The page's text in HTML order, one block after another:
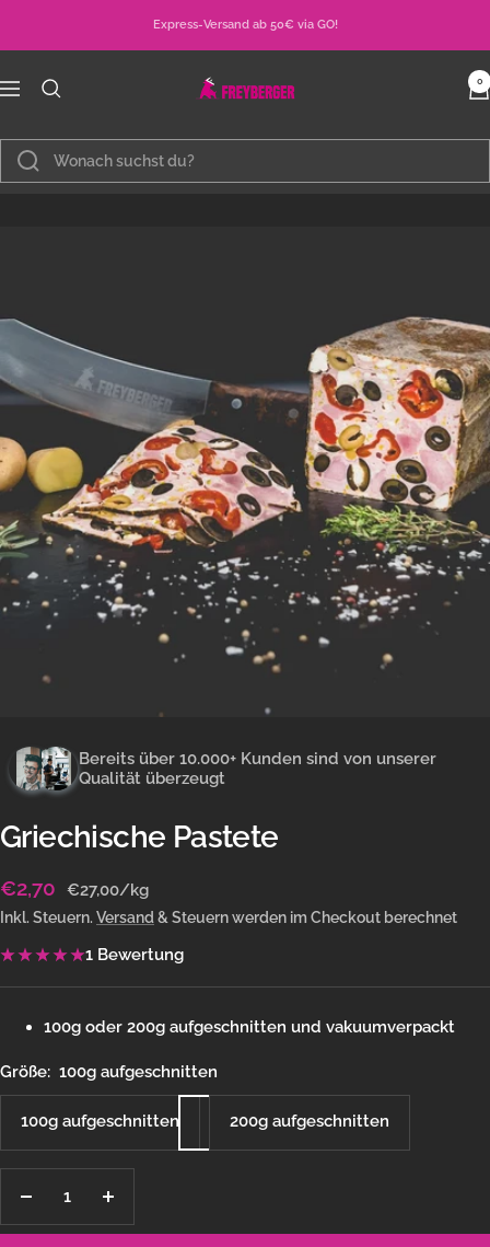
Express-Versand ab 50€ via GO!
Navigation
Metzgerei
0
Bereits über 10.000+ Kunden sind von unserer
Qualität überzeugt
Griechische Pastete
Angebotspreis
€2,70 €27,00/kg
Inkl. Steuern. Versand & Steuern werden im Checkout berechnet
1 Bewertung
100g oder 200g aufgeschnitten und vakuumverpackt
Größe: 100g aufgeschnitten
100g aufgeschnitten 200g aufgeschnitten
Menge
verringern
Menge
erhöhen